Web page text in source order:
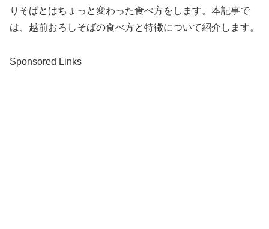
りそばとはちょっと変わった食べ方をします。本記事で
は、越前おろしそばの食べ方と特徴について紹介します。
Sponsored Links